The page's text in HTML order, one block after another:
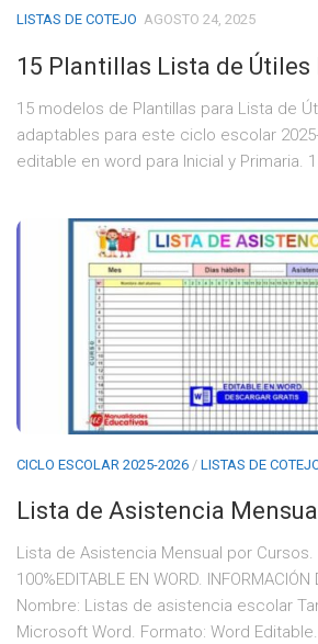
LISTAS DE COTEJO AGOSTO 24, 2025
15 Plantillas Lista de Útiles
15 modelos de Plantillas para Lista de
adaptables para este ciclo escolar
editable en word para Inicial y Primaria.
CICLO ESCOLAR 2025-2026 / LISTAS DE
Lista de Asistencia Mensual
Lista de Asistencia Mensual por Cursos.
100%EDITABLE EN WORD.
Nombre: Listas de asistencia escolar
Microsoft Word. Formato: Word